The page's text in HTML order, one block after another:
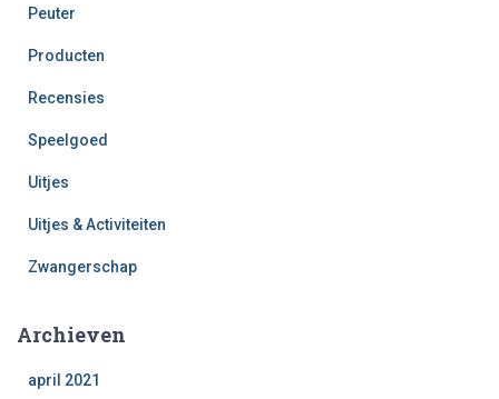
Peuter
Producten
Recensies
Speelgoed
Uitjes
Uitjes & Activiteiten
Zwangerschap
Archieven
april 2021